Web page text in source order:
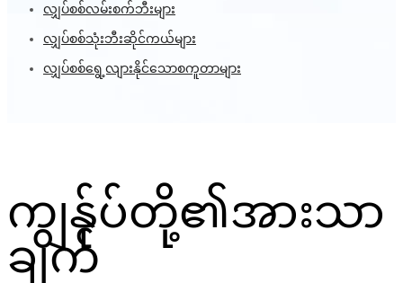
လျှပ်စစ်လမ်းစက်ဘီးများ
လျှပ်စစ်သုံးဘီးဆိုင်ကယ်များ
လျှပ်စစ်ရွေ့လျားနိုင်သောစကူတာများ
ကျွန်ုပ်တို့၏အားသာ
ချက်